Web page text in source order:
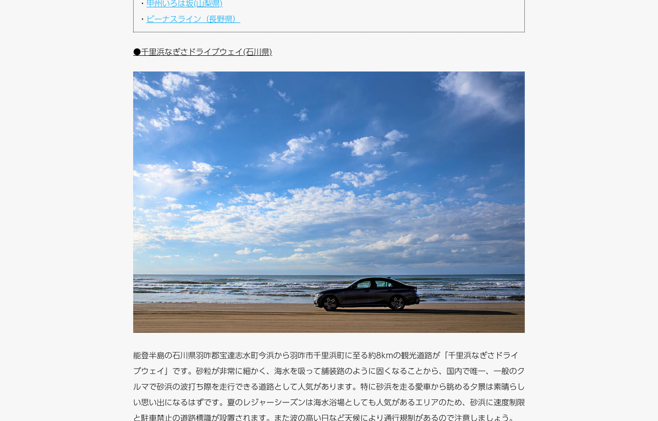
・ 甲州いろは坂(山梨県)
・ ビーナスライン（長野県）
●千里浜なぎさドライブウェイ(石川県)
能登半島の石川県羽咋郡宝達志水町今浜から羽咋市千里浜町に至る約8kmの観光道路が「千里浜なぎさドライ
ブウェイ」です。砂粒が非常に細かく、海水を吸って舗装路のように固くなることから、国内で唯一、一般のク
ルマで砂浜の波打ち際を走行できる道路として人気があります。特に砂浜を走る愛車から眺める夕景は素晴らし
い思い出になるはずです。夏のレジャーシーズンは海水浴場としても人気があるエリアのため、砂浜に速度制限
と駐車禁止の道路標識が設置されます。また波の高い日など天候により通行規制があるので注意しましょう。